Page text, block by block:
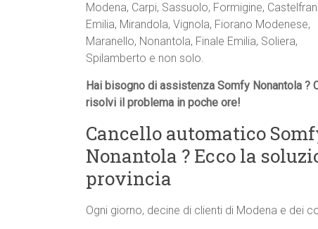
Modena, Carpi, Sassuolo, Formigine,
Emilia, Mirandola, Vignola, Fiorano Modenese,
Maranello, Nonantola, Finale Emilia, Soliera,
Spilamberto e non solo.
Hai bisogno di assistenza Somfy Nonantola ?
risolvi il problema in poche ore!
Cancello automatico
Nonantola ? Ecco la
provincia
Ogni giorno, decine di clienti di Modena e dei